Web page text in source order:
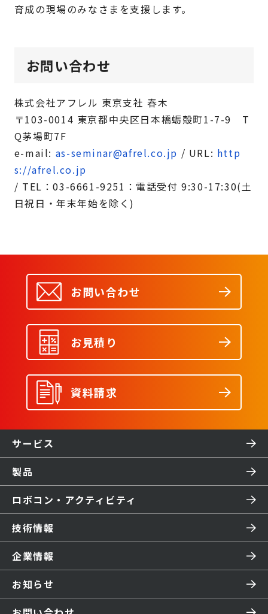
育成の現場のみなさまを支援します。
お問い合わせ
株式会社アフレル 東京支社 春木
〒103-0014 東京都中央区日本橋蛎殻町1-7-9 T
Q茅場町7F
e-mail: as-seminar@afrel.co.jp / URL: http
s://afrel.co.jp
/ TEL：03-6661-9251：電話受付 9:30-17:30(土
日祝日・年末年始を除く)
お問い合わせ
お見積り
資料請求
サービス
製品
ロボコン・アクティビティ
技術情報
企業情報
お知らせ